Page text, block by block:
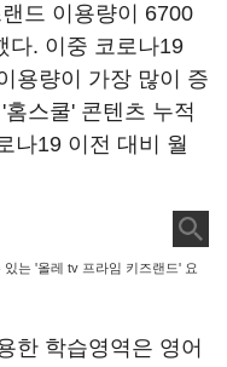
드 이용량이 6700
다. 이중 코로나19
용량이 가장 많이 증
스쿨' 콘텐츠 누적
나19 이전 대비 월
는 '올레 tv 프라임 키즈랜드' 요
한 학습영역은 영어